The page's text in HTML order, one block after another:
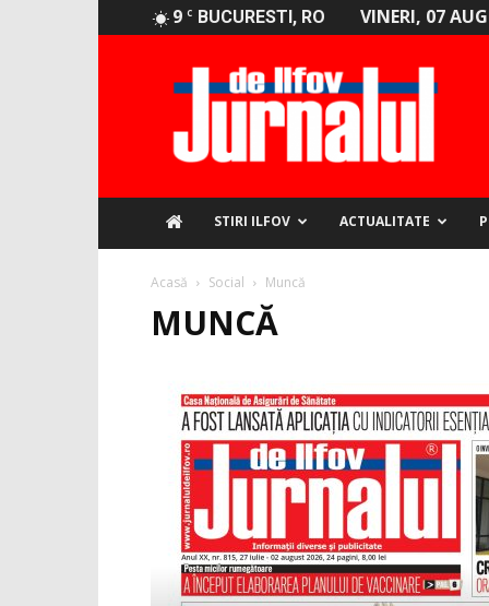
9 C BUCURESTI, RO VINERI, 07
STIRI ILFOV ACTUALITATE
Acasă Social Muncă
MUNCĂ